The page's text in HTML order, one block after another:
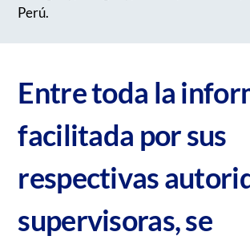
Perú.
Entre toda la
facilitada porsus
respectivas
supervisoras,se